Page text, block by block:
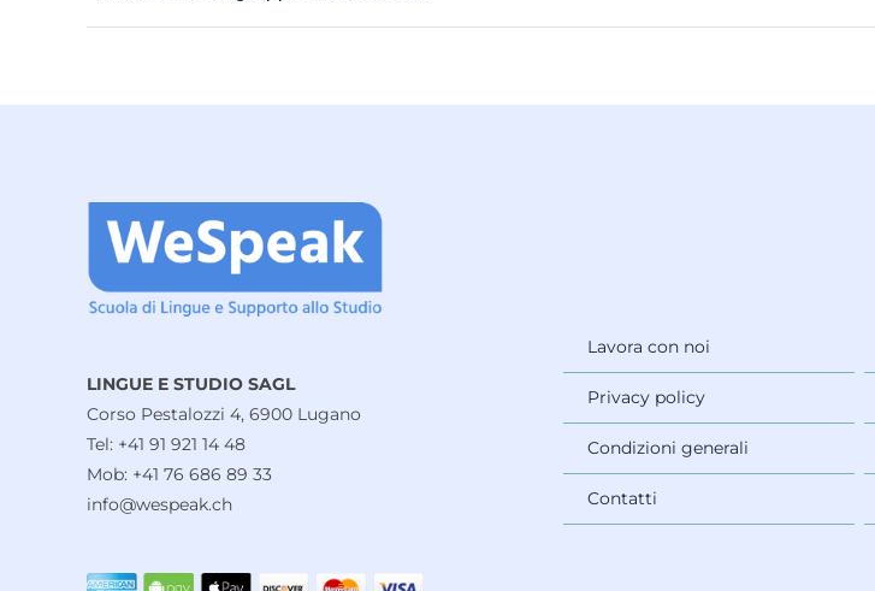
LINGUE E STUDIO SAGL
Corso Pestalozzi 4, 6900 Lugano
Tel: +41 91 921 14 48
Mob: +41 76 686 89 33
info@wespeak.ch
Lavora con noi
Privacy policy
Condizioni generali
Contatti